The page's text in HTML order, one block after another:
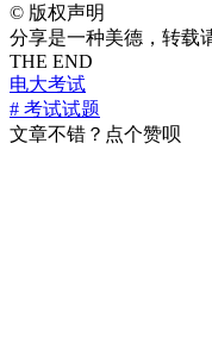
© 版权声明
分享是一种美德，转载
THE END
电大考试
# 考试试题
文章不错？点个赞呗